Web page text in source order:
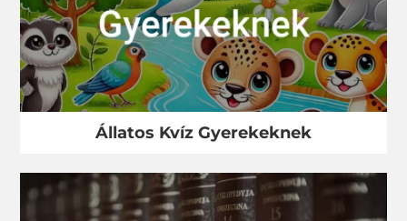
Állatos Kvíz Gyerekeknek